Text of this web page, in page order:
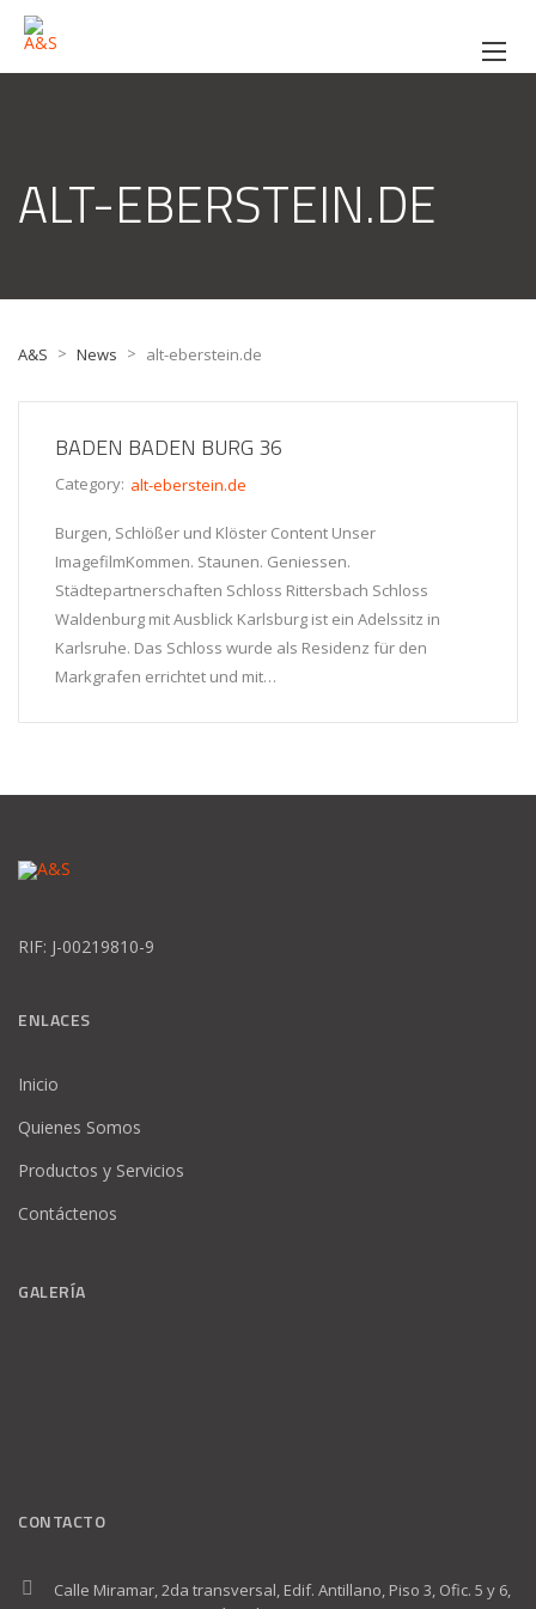
ALT-EBERSTEIN.DE
A&S > News > alt-eberstein.de
BADEN BADEN BURG 36
Category: alt-eberstein.de
Burgen, Schlößer und Klöster Content Unser
ImagefilmKommen. Staunen. Geniessen.
Städtepartnerschaften Schloss Rittersbach Schloss
Waldenburg mit Ausblick Karlsburg ist ein Adelssitz in
Karlsruhe. Das Schloss wurde als Residenz für den
Markgrafen errichtet und mit…
RIF: J-00219810-9
ENLACES
Inicio
Quienes Somos
Productos y Servicios
Contáctenos
GALERÍA
CONTACTO
Calle Miramar, 2da transversal, Edif. Antillano, Piso 3, Ofic. 5 y 6,